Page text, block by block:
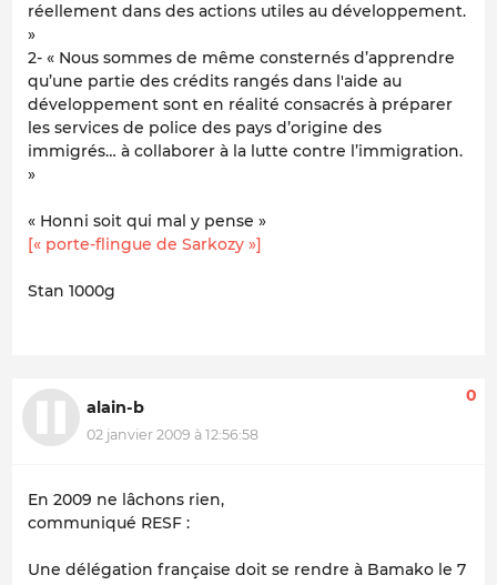
réellement dans des actions utiles au développement.
»
2- « Nous sommes de même consternés d’apprendre
qu’une partie des crédits rangés dans l'aide au
développement sont en réalité consacrés à préparer
les services de police des pays d’origine des
immigrés… à collaborer à la lutte contre l’immigration.
»
« Honni soit qui mal y pense »
[« porte-flingue de Sarkozy »]
Stan 1000g
alain-b
02 janvier 2009 à 12:56:58
0
En 2009 ne lâchons rien,
communiqué RESF :
Une délégation française doit se rendre à Bamako le 7